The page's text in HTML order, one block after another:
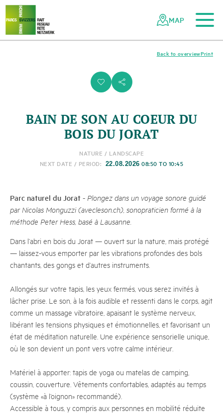
Navigating
the
Swiss
parks
Quick
navigation
To the main content
To the mobile navigation
To search
To the footer
To the sitemap
MAP
i s
Print
Back to overview
BAIN DE SON AU COEUR DU
BOIS DU JORAT
NATURE / LANDSCAPE
NEXT DATE / PERIOD: 22.08.2026 08:50 TO 10:45
Parc naturel du Jorat - Plongez dans un voyage sonore guidé
par Nicolas Monguzzi (avecleson.ch), sonopraticien formé à la
méthode Peter Hess, basé à Lausanne.
Dans l’abri en bois du Jorat — ouvert sur la nature, mais protégé
— laissez-vous emporter par les vibrations profondes des bols
chantants, des gongs et d’autres instruments.
Allongés sur votre tapis, les yeux fermés, vous serez invités à
lâcher prise. Le son, à la fois audible et ressenti dans le corps, agit
comme un massage vibratoire, apaisant le système nerveux,
libérant les tensions physiques et émotionnelles, et favorisant un
état de méditation naturelle. Une expérience sensorielle unique,
où le son devient un pont vers votre calme intérieur.
Matériel à apporter: tapis de yoga ou matelas de camping,
coussin, couverture. Vêtements confortables, adaptés au temps
(système «à l’oignon» recommandé).
Accessible à tous, y compris aux personnes en mobilité réduite